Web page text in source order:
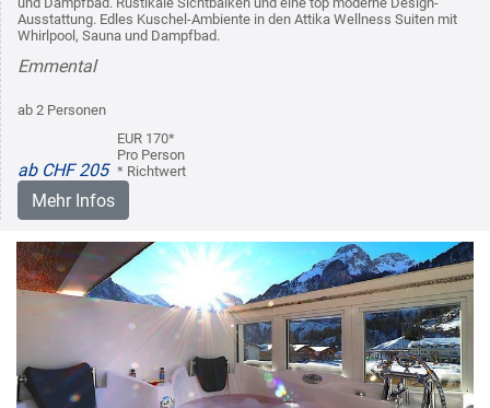
Ausstattung. Edles Kuschel-Ambiente in den Attika Wellness Suiten mit
Whirlpool, Sauna und Dampfbad.
Emmental
ab 2 Personen
ab CHF 205
EUR 170*
Pro Person
* Richtwert
Mehr Infos